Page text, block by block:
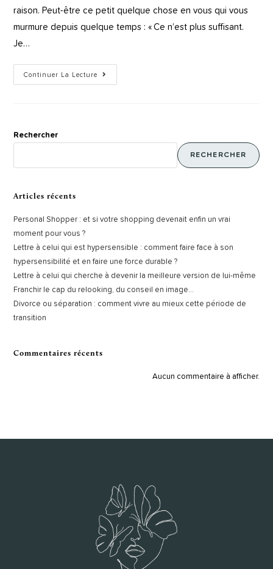
raison. Peut-être ce petit quelque chose en vous qui vous
murmure depuis quelque temps : « Ce n’est plus suffisant.
Je…
Continuer La Lecture
Rechercher
RECHERCHER
Articles récents
Personal Shopper : et si votre shopping devenait enfin un vrai
moment pour vous ?
Lettre à celui qui est hypersensible : comment faire face à son
hypersensibilité et en faire une force durable ?
Lettre à celui qui cherche à devenir la meilleure version de lui-même
Franchir le cap du relooking, du conseil en image…
Divorce ou séparation : comment vivre au mieux cette période de
transition
Commentaires récents
Aucun commentaire à afficher.